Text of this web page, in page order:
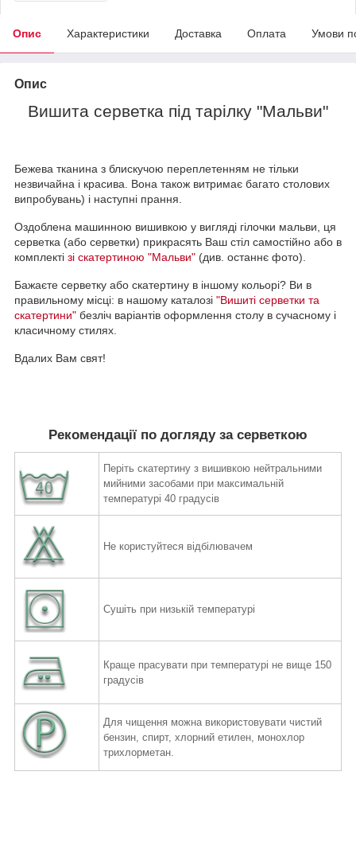
Опис Характеристики Доставка Оплата Умови
Опис
Вишита серветка під тарілку "Мальви"
Бежева тканина з блискучою переплетенням не тільки
незвичайна і красива. Вона також витримає багато столових
випробувань) і наступні прання.
Оздоблена машинною вишивкою у вигляді гілочки мальви, ця
серветка (або серветки) прикрасять Ваш стіл самостійно або в
комплекті зі скатертиною "Мальви" (див. останнє фото).
Бажаєте серветку або скатертину в іншому кольорі? Ви в
правильному місці: в нашому каталозі "Вишиті серветки та
скатертини" безліч варіантів оформлення столу в сучасному і
класичному стилях.
Вдалих Вам свят!
Рекомендації по догляду за серветкою
Періть скатертину з вишивкою нейтральними
мийними засобами при максимальній
температурі 40 градусів
Не користуйтеся відбілювачем
Сушіть при низькій температурі
Краще прасувати при температурі не вище 150
градусів
Для чищення можна використовувати чистий
бензин, спирт, хлорний етилен, монохлор
трихлорметан.